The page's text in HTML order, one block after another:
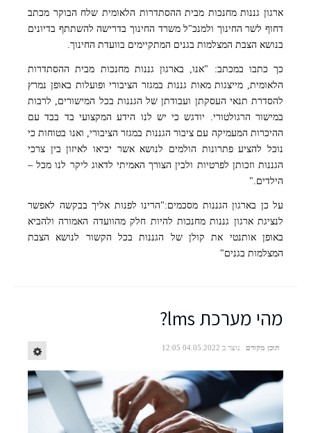
תמונה: שאטרסטוק
ארגון גננות מחנכות מבית ההסתדרות הלאומית שלח הבוקר מכתב
דחוף לשר החינוך ולמנכ"ל משרד החינוך בדרישה להשתתף בדיונים
בנושא הצבת המצלמות בגנים המתקיימים בוועדת החינוך.
כך כתבו במכתב: "אנו, בארגון גננות מחנכות מבית ההסתדרות
הלאומית, מייצגות מאות גננות במגזר הציבורי ופועלות באופן נמרץ
להסדרת תנאי העסקתן ועבודתן של הגננות בכל המישורים, לרבות
במישור הרגולטורי. יודגש כי יש לנו הידע המקצועי בד בבד עם
ההיכרות המעמיקה עם ציבור הגננות במגזר הציבורי, ואנו בטוחות כי
נוכל להציע פתרונות הולמים לנושא אשר יביאו לאיזון בין צרכי
הגננות וזכותן לפרטיות ולבין הצורך האמיתי לדאוג ליקר לנו מכל –
הילדים."
על כן בארגון הגננות מסכמים:"הרינו לפנות אליך בבקשה לאפשר
לנציגת ארגון גננות מחנכות להיות חלק מהוועדה האמורה ולהביא
באופן אותנטי את קולן של הגננות בכל הקשור לנושא הצבת
המצלמות בגנים"
מהי מערכת lms?
תוכן מקודם נוצר ב 04.05.2022 12:05